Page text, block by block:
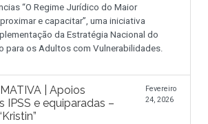
“O Regime Jurídico do Maior
e capacitar”, uma iniciativa
da Estratégia Nacional do
para os Adultos com Vulnerabilidades.
| Apoios
IPSS e equiparadas –
Fevereiro
24, 2026